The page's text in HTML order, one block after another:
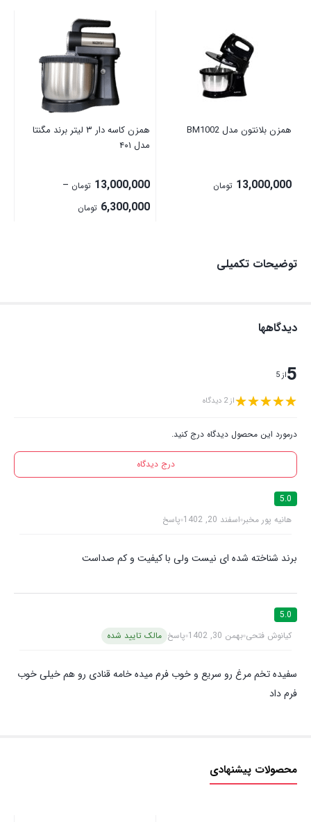
ھمزن بلانتون مدل BM1002
13,000,000 تومان
همزن کاسه دار ۳ لیتر برند مگنتا
مدل ۴۰۱
13,000,000 تومان –
6,300,000 تومان
توضیحات تکمیلی
دیدگاهها
5از 5
از 2 دیدگاه
درمورد این محصول دیدگاه درج کنید.
درج دیدگاه
5.0
هانیه پور مخبر اسفند 20, 1402 پاسخ
برند شناخته شده ای نیست ولی با کیفیت و کم صداست
5.0
کیانوش فتحی بهمن 30, 1402 پاسخ مالک تایید شده
سفیده تخم مرغ رو سریع و خوب فرم میده خامه قنادی رو هم خیلی خوب
فرم داد
محصولات پیشنهادی